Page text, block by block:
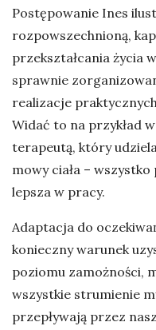
Postępowanie Ines
rozpowszechnioną,
przekształcania życia
sprawnie
realizacje
Widać to na przykład
terapeutą, który
mowy ciała –
lepsza w pracy.
Adaptacja do
konieczny warunek
poziomu zamożności,
wszystkie strumienie
przepływają przez